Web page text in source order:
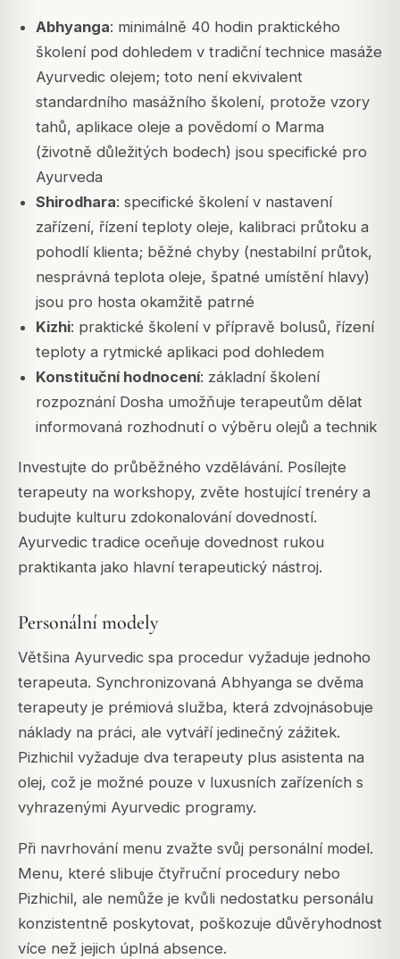
Abhyanga: minimálně 40 hodin praktického
školení pod dohledem v tradiční technice masáže
Ayurvedic olejem; toto není ekvivalent
standardního masážního školení, protože vzory
tahů, aplikace oleje a povědomí o Marma
(životně důležitých bodech) jsou specifické pro
Ayurveda
Shirodhara: specifické školení v nastavení
zařízení, řízení teploty oleje, kalibraci průtoku a
pohodlí klienta; běžné chyby (nestabilní průtok,
nesprávná teplota oleje, špatné umístění hlavy)
jsou pro hosta okamžitě patrné
Kizhi: praktické školení v přípravě bolusů, řízení
teploty a rytmické aplikaci pod dohledem
Konstituční hodnocení: základní školení
rozpoznání Dosha umožňuje terapeutům dělat
informovaná rozhodnutí o výběru olejů a technik
Investujte do průběžného vzdělávání. Posílejte
terapeuty na workshopy, zvěte hostující trenéry a
budujte kulturu zdokonalování dovedností.
Ayurvedic tradice oceňuje dovednost rukou
praktikanta jako hlavní terapeutický nástroj.
Personální modely
Většina Ayurvedic spa procedur vyžaduje jednoho
terapeuta. Synchronizovaná Abhyanga se dvěma
terapeuty je prémiová služba, která zdvojnásobuje
náklady na práci, ale vytváří jedinečný zážitek.
Pizhichil vyžaduje dva terapeuty plus asistenta na
olej, což je možné pouze v luxusních zařízeních s
vyhrazenými Ayurvedic programy.
Při navrhování menu zvažte svůj personální model.
Menu, které slibuje čtyřruční procedury nebo
Pizhichil, ale nemůže je kvůli nedostatku personálu
konzistentně poskytovat, poškozuje důvěryhodnost
více než jejich úplná absence.